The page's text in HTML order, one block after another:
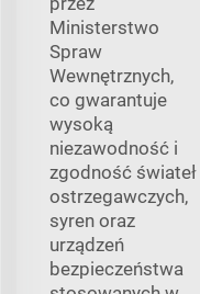
Ministerstwo
Spraw
Wewnętrznych,
co gwarantuje
wysoką
niezawodność i
zgodność świateł
ostrzegawczych,
syren oraz
urządzeń
bezpieczeństwa